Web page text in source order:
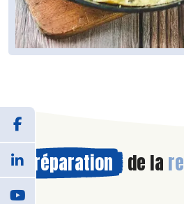
Préparation de la